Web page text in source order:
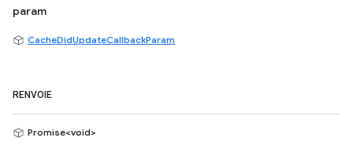
param
CacheDidUpdateCallbackParam
RENVOIE
Promise<void>